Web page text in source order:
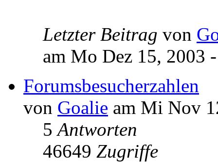
Letzter Beitrag von
am Mo Dez 15, 2003
Forumsbesucherzahlen
von Goalie am Mi Nov
5Antworten
46649 Zugriffe